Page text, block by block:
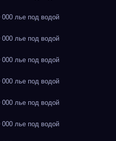
лье под водой
лье под водой
лье под водой
лье под водой
лье под водой
лье под водой